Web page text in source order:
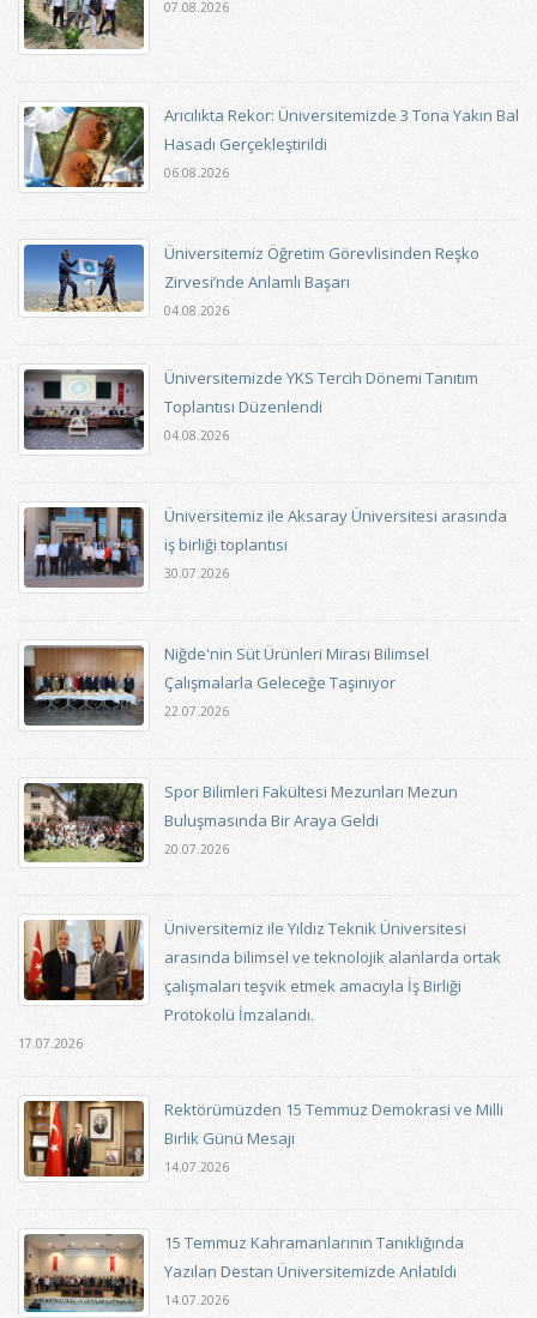
07.08.2026
Arıcılıkta Rekor: Üniversitemizde 3 Tona Yakın Bal
Hasadı Gerçekleştirildi
06.08.2026
Üniversitemiz Öğretim Görevlisinden Reşko
Zirvesi’nde Anlamlı Başarı
04.08.2026
Üniversitemizde YKS Tercih Dönemi Tanıtım
Toplantısı Düzenlendi
04.08.2026
Üniversitemiz ile Aksaray Üniversitesi arasında
iş birliği toplantısı
30.07.2026
Niğde'nin Süt Ürünleri Mirası Bilimsel
Çalışmalarla Geleceğe Taşınıyor
22.07.2026
Spor Bilimleri Fakültesi Mezunları Mezun
Buluşmasında Bir Araya Geldi
20.07.2026
Üniversitemiz ile Yıldız Teknik Üniversitesi
arasında bilimsel ve teknolojik alanlarda ortak
çalışmaları teşvik etmek amacıyla İş Birliği
Protokolü İmzalandı.
17.07.2026
Rektörümüzden 15 Temmuz Demokrasi ve Milli
Birlik Günü Mesajı
14.07.2026
15 Temmuz Kahramanlarının Tanıklığında
Yazılan Destan Üniversitemizde Anlatıldı
14.07.2026